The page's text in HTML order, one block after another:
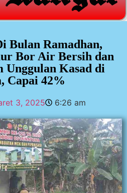
Bulan Ramadhan,
Bor Air Bersih dan
Kasad di
Capai 42%
3, 2025 6:26 am